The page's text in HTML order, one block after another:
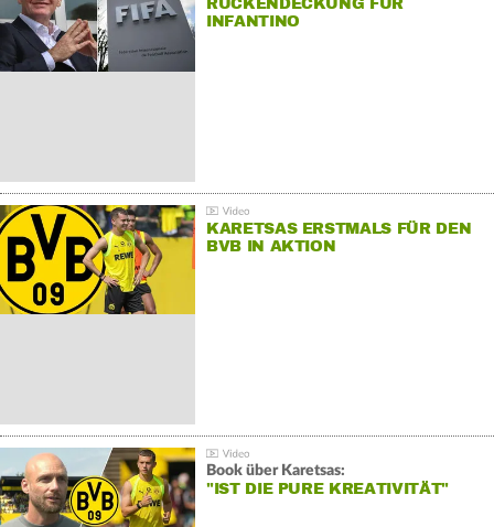
RÜCKENDECKUNG FÜR
INFANTINO
KARETSAS ERSTMALS FÜR DEN
BVB IN AKTION
Book über Karetsas:
"IST DIE PURE KREATIVITÄT"